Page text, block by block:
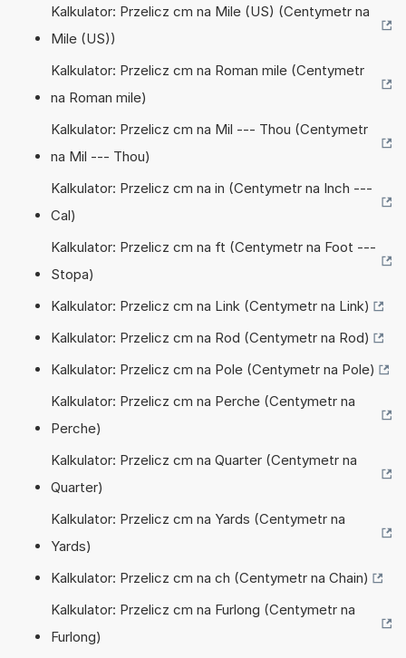
Kalkulator: Przelicz cm na Mile (US) (Centymetr na
Mile (US))
Kalkulator: Przelicz cm na Roman mile (Centymetr
na Roman mile)
Kalkulator: Przelicz cm na Mil --- Thou (Centymetr
na Mil --- Thou)
Kalkulator: Przelicz cm na in (Centymetr na Inch ---
Cal)
Kalkulator: Przelicz cm na ft (Centymetr na Foot ---
Stopa)
Kalkulator: Przelicz cm na Link (Centymetr na Link)
Kalkulator: Przelicz cm na Rod (Centymetr na Rod)
Kalkulator: Przelicz cm na Pole (Centymetr na Pole)
Kalkulator: Przelicz cm na Perche (Centymetr na
Perche)
Kalkulator: Przelicz cm na Quarter (Centymetr na
Quarter)
Kalkulator: Przelicz cm na Yards (Centymetr na
Yards)
Kalkulator: Przelicz cm na ch (Centymetr na Chain)
Kalkulator: Przelicz cm na Furlong (Centymetr na
Furlong)